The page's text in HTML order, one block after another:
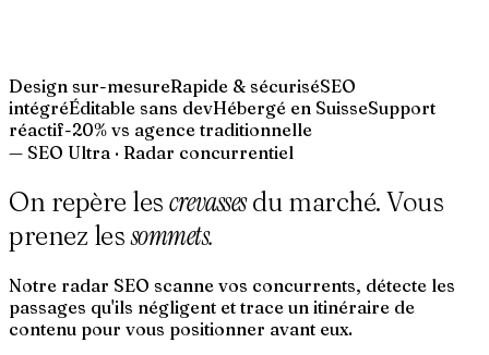
Design sur-mesureRapide & sécuriséSEO
intégréÉditable sans devHébergé en SuisseSupport
réactif-20% vs agence traditionnelle
— SEO Ultra · Radar concurrentiel
On repère lescrevassesdu marché. Vous
prenez lessommets.
Notre radar SEO scanne vos concurrents, détecte les
passages qu'ils négligent et trace un itinéraire de
contenu pour vous positionner avant eux.